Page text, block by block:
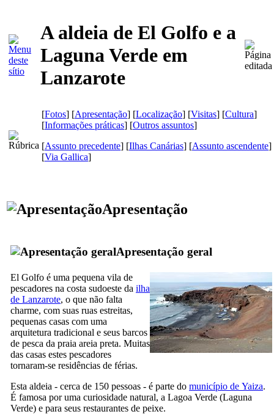
A aldeia de El Golfo e a
Laguna Verde em
Lanzarote
[Fotos] [Apresentação] [Localização] [Visitas] [Cultura]
[Informações práticas] [Outros assuntos]
[Assunto precedente] [Ilhas Canárias] [Assunto ascendente]
[Via Gallica]
Apresentação
Apresentação geral
El Golfo é uma pequena vila de
pescadores na costa sudoeste da ilha
de Lanzarote, o que não falta
charme, com suas ruas estreitas,
pequenas casas com uma
arquitetura tradicional e seus barcos
de pesca da praia areia preta. Muitas
das casas estes pescadores
tornaram-se residências de férias.
Esta aldeia - cerca de 150 pessoas - é parte do município de Yaiza.
É famosa por uma curiosidade natural, a Lagoa Verde (Laguna
Verde) e para seus restaurantes de peixe.